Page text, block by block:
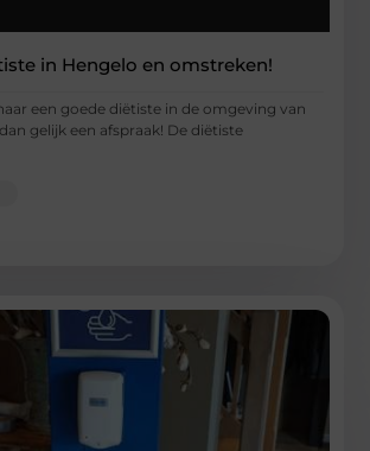
in Hengelo en omstreken!
een goede diëtiste in de omgeving van
gelijk een afspraak! De diëtiste